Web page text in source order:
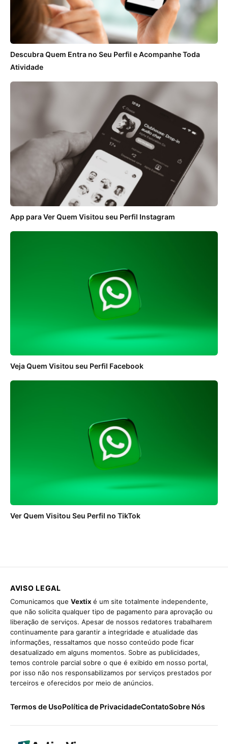
Descubra Quem Entra no Seu Perfil e Acompanhe Toda
Atividade
App para Ver Quem Visitou seu Perfil Instagram
Veja Quem Visitou seu Perfil Facebook
Ver Quem Visitou Seu Perfil no TikTok
AVISO LEGAL
Comunicamos que Vextix é um site totalmente independente,
que não solicita qualquer tipo de pagamento para aprovação ou
liberação de serviços. Apesar de nossos redatores trabalharem
continuamente para garantir a integridade e atualidade das
informações, ressaltamos que nosso conteúdo pode ficar
desatualizado em alguns momentos. Sobre as publicidades,
temos controle parcial sobre o que é exibido em nosso portal,
por isso não nos responsabilizamos por serviços prestados por
terceiros e oferecidos por meio de anúncios.
Termos de UsoPolítica de PrivacidadeContatoSobre Nós